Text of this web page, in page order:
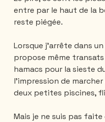
entre par le haut de la
reste piégée.
Lorsque j'arrête dans
propose même
hamacs pour la sieste
l'impression de marcher
deux petites piscines,
Mais je ne suis pas faite